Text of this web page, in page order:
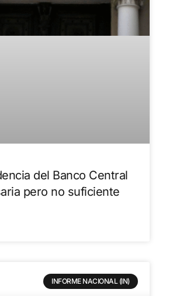
del Banco Central
pero no suficiente
INFORME NACIONAL (IN)